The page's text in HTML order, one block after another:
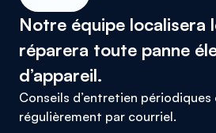
Notre équipe localisera
réparera toute panne
d’appareil.
Conseils d’entretien périodiques
régulièrement par courriel.